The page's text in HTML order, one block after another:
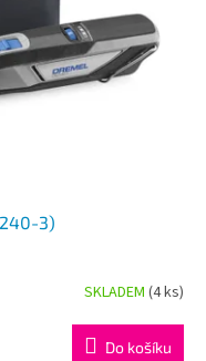
3)
SKLADEM (4 ks)
Do košíku